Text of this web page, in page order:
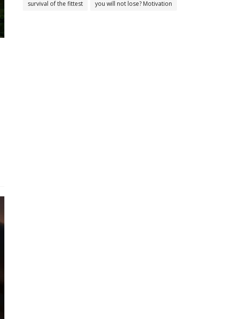
survival of the fittest you will not lose? Motivation